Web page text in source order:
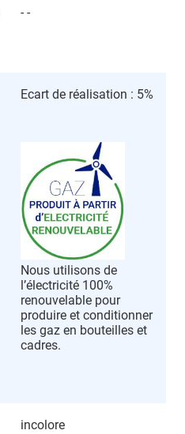
- -
Ecart de réalisation : 5%
Nous utilisons de
l’électricité 100%
renouvelable pour
produire et conditionner
les gaz en bouteilles et
cadres.
incolore